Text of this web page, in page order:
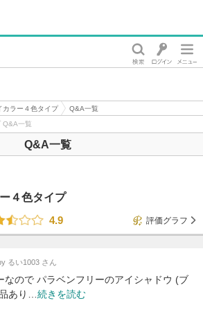
カラー４色タイプ
Q&A一覧
Q&A一覧
Q&A一覧
４色タイプ
4.9
評価グラフ
るい1003 さん
なので パラベンフリーのアイシャドウ (ブ
あり… 続きを読む